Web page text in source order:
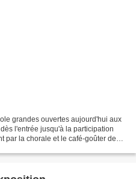
grandes ouvertes aujourd'hui aux
l'entrée jusqu'à la participation
par la chorale et le café-goûter de